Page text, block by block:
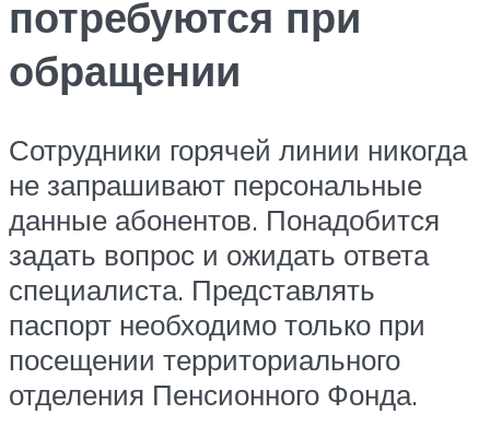
потребуются при
обращении
Сотрудники горячей линии никогда
не запрашивают персональные
данные абонентов. Понадобится
задать вопрос и ожидать ответа
специалиста. Представлять
паспорт необходимо только при
посещении территориального
отделения Пенсионного Фонда.